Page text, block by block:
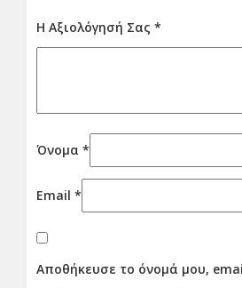
Η Αξιολόγησή Σας *
Όνομα *
Email *
Αποθήκευσε το όνομά μου,